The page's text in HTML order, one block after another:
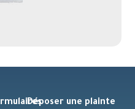
Déposer une plainte